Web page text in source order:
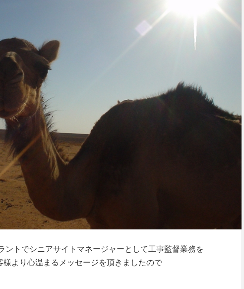
ントでシニアサイトマネージャーとして工事監督業務を
より心温まるメッセージを頂きましたので